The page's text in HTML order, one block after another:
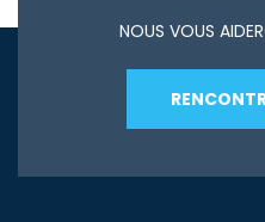
NOUS VOUS